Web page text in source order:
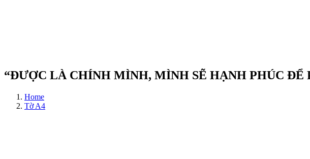
“ĐƯỢC LÀ CHÍNH MÌNH, MÌNH SẼ HẠNH PHÚC
Home
Tờ A4